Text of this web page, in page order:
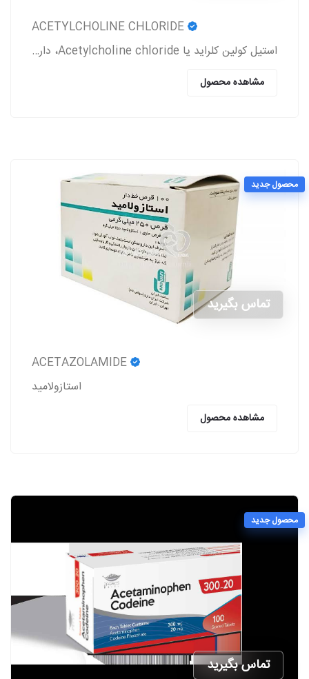
استیل کولین کلراید یا Acetylcholine chloride، دارویی است که معمولاً بعد از جراحی آب مروارید و پیوند قرنیه به بیمار تجویز می‌شود.
مشاهده محصول
محصول جدید
تماس بگیرید
استازولاميد
مشاهده محصول
محصول جدید
تماس بگیرید